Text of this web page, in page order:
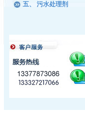
五、 污水处理剂